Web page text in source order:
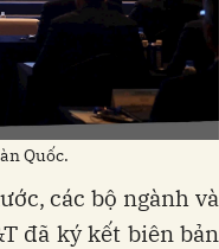
Quốc.
các bộ ngành và
đã ký kết biên bản